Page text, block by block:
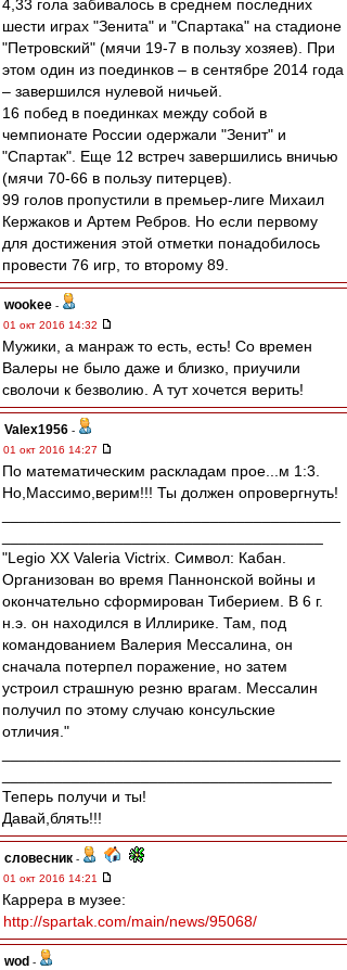
4,33 гола забивалось в среднем последних
шести играх "Зенита" и "Спартака" на стадионе
"Петровский" (мячи 19-7 в пользу хозяев). При
этом один из поединков – в сентябре 2014 года
– завершился нулевой ничьей.
16 побед в поединках между собой в
чемпионате России одержали "Зенит" и
"Спартак". Еще 12 встреч завершились вничью
(мячи 70-66 в пользу питерцев).
99 голов пропустили в премьер-лиге Михаил
Кержаков и Артем Ребров. Но если первому
для достижения этой отметки понадобилось
провести 76 игр, то второму 89.
wookee -
01 окт 2016 14:32
Мужики, а манраж то есть, есть! Со времен
Валеры не было даже и близко, приучили
сволочи к безволию. А тут хочется верить!
Valex1956 -
01 окт 2016 14:27
По математическим раскладам прое...м 1:3.
Но,Массимо,верим!!! Ты должен опровергнуть!
"Legio XX Valeria Victrix. Символ: Кабан.
Организован во время Паннонской войны и
окончательно сформирован Тиберием. В 6 г.
н.э. он находился в Иллирике. Там, под
командованием Валерия Мессалина, он
сначала потерпел поражение, но затем
устроил страшную резню врагам. Мессалин
получил по этому случаю консульские
отличия."
Теперь получи и ты!
Давай,блять!!!
словесник -
01 окт 2016 14:21
Каррера в музее:
http://spartak.com/main/news/95068/
wod -